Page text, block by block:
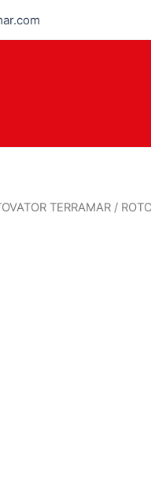
TERRAMAR /